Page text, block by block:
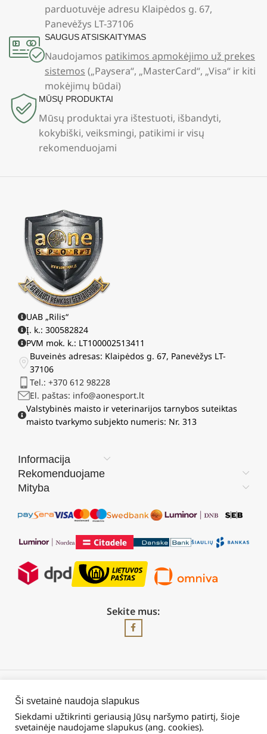
parduotuvėje adresu Klaipėdos g. 67,
Panevėžys LT-37106
SAUGUS ATSISKAITYMAS
Naudojamos patikimos apmokėjimo už prekes
sistemos („Paysera“, „MasterCard“, „Visa“ ir kiti
mokėjimų būdai)
MŪSŲ PRODUKTAI
Mūsų produktai yra ištestuoti, išbandyti,
kokybiški, veiksmingi, patikimi ir visų
rekomenduojami
UAB „Rilis“
Į. k.: 300582824
PVM mok. k.: LT100002513411
Buveinės adresas: Klaipėdos g. 67, Panevėžys LT-
37106
Tel.: +370 612 98228
El. paštas: info@aonesport.lt
Valstybinės maisto ir veterinarijos tarnybos suteiktas
maisto tvarkymo subjekto numeris: Nr. 313
Informacija
Rekomenduojame
Mityba
Sekite mus:
2026 © Visos teisės saugomos | UAB „Rilis“
Ši svetainė naudoja slapukus
Siekdami užtikrinti geriausią Jūsų naršymo patirtį, šioje
svetainėje naudojame slapukus (ang. cookies).